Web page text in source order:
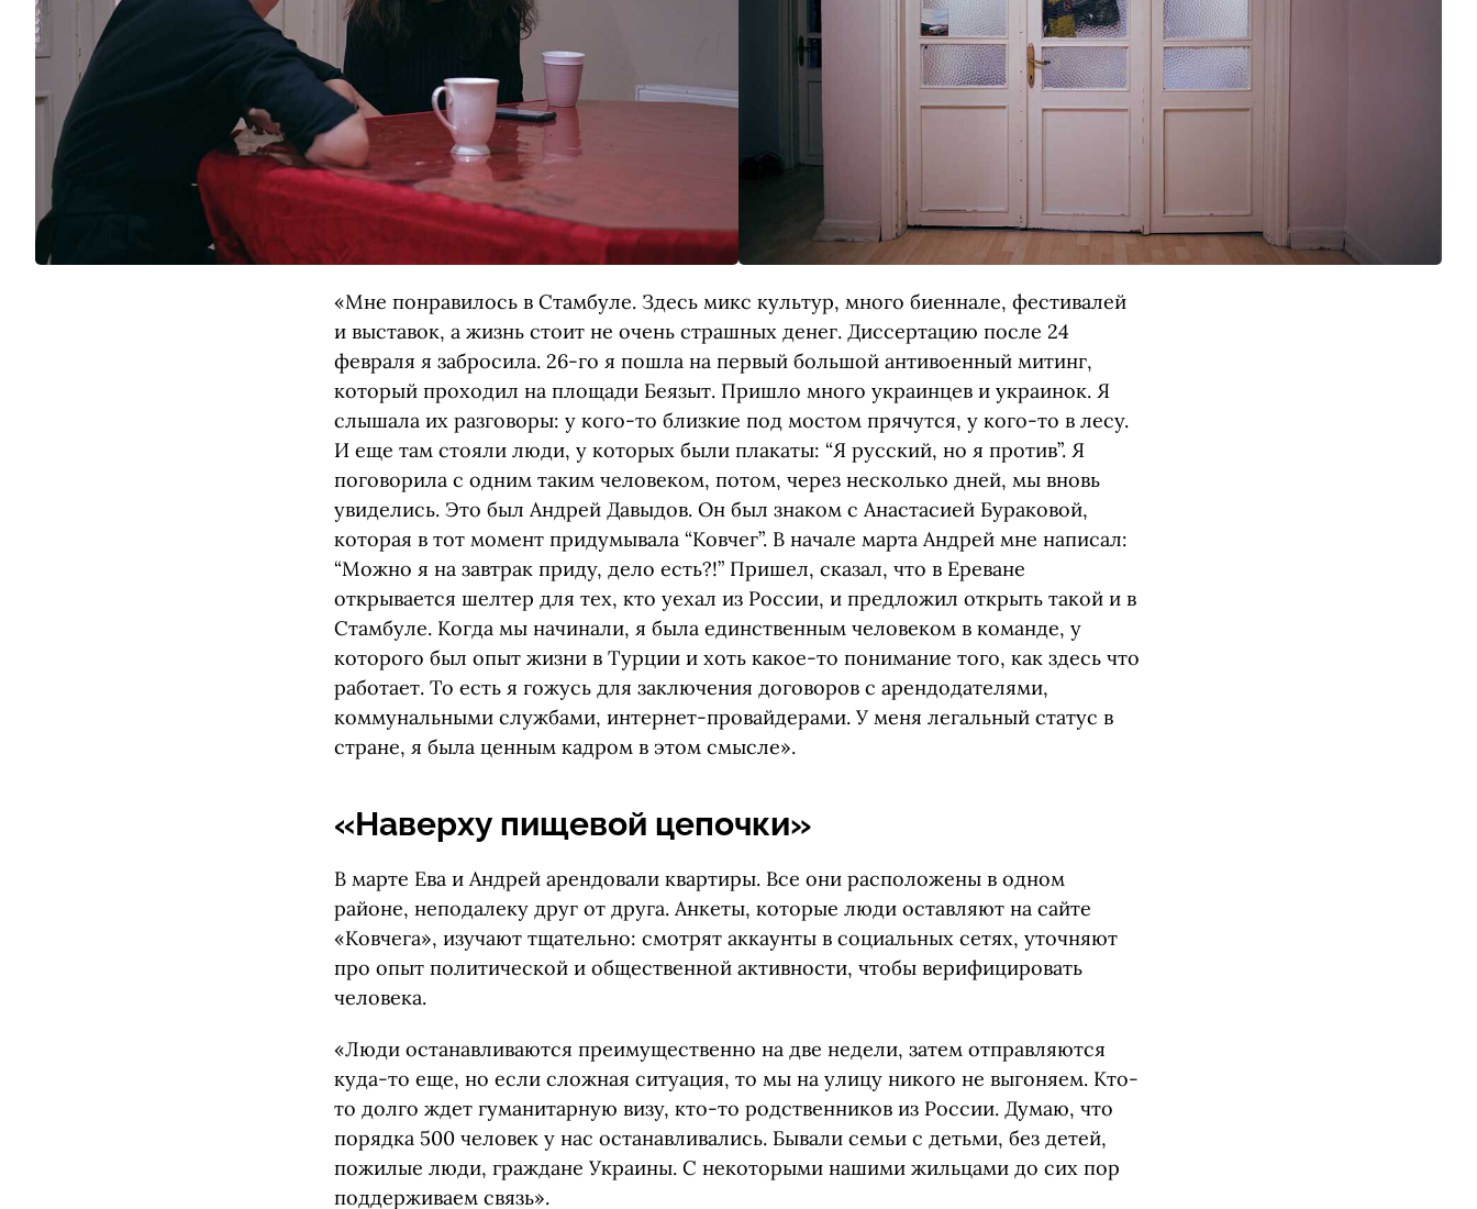
«Мне понравилось в Стамбуле. Здесь микс культур, много биеннале, фестивалей
и выставок, а жизнь стоит не очень страшных денег. Диссертацию после 24
февраля я забросила. 26-го я пошла на первый большой антивоенный митинг,
который проходил на площади Беязыт. Пришло много украинцев и украинок. Я
слышала их разговоры: у кого-то близкие под мостом прячутся, у кого-то в лесу.
И еще там стояли люди, у которых были плакаты: “Я русский, но я против”. Я
поговорила с одним таким человеком, потом, через несколько дней, мы вновь
увиделись. Это был Андрей Давыдов. Он был знаком с Анастасией Бураковой,
которая в тот момент придумывала “Ковчег”. В начале марта Андрей мне написал:
“Можно я на завтрак приду, дело есть?!” Пришел, сказал, что в Ереване
открывается шелтер для тех, кто уехал из России, и предложил открыть такой и в
Стамбуле. Когда мы начинали, я была единственным человеком в команде, у
которого был опыт жизни в Турции и хоть какое-то понимание того, как здесь что
работает. То есть я гожусь для заключения договоров с арендодателями,
коммунальными службами, интернет-провайдерами. У меня легальный статус в
стране, я была ценным кадром в этом смысле».
«Наверху пищевой цепочки»
В марте Ева и Андрей арендовали квартиры. Все они расположены в одном
районе, неподалеку друг от друга. Анкеты, которые люди оставляют на сайте
«Ковчега», изучают тщательно: смотрят аккаунты в социальных сетях, уточняют
про опыт политической и общественной активности, чтобы верифицировать
человека.
«Люди останавливаются преимущественно на две недели, затем отправляются
куда-то еще, но если сложная ситуация, то мы на улицу никого не выгоняем. Кто-
то долго ждет гуманитарную визу, кто-то родственников из России. Думаю, что
порядка 500 человек у нас останавливались. Бывали семьи с детьми, без детей,
пожилые люди, граждане Украины. С некоторыми нашими жильцами до сих пор
поддерживаем связь».